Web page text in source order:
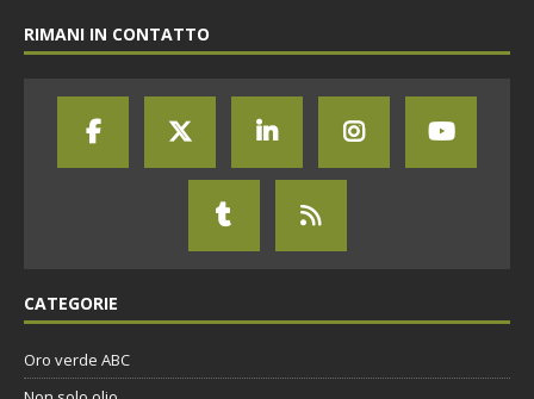
RIMANI IN CONTATTO
CATEGORIE
Oro verde ABC